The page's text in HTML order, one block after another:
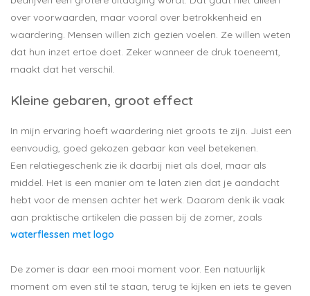
over voorwaarden, maar vooral over betrokkenheid en
waardering. Mensen willen zich gezien voelen. Ze willen weten
dat hun inzet ertoe doet. Zeker wanneer de druk toeneemt,
maakt dat het verschil.
Kleine gebaren, groot effect
In mijn ervaring hoeft waardering niet groots te zijn. Juist een
eenvoudig, goed gekozen gebaar kan veel betekenen.
Een relatiegeschenk zie ik daarbij niet als doel, maar als
middel. Het is een manier om te laten zien dat je aandacht
hebt voor de mensen achter het werk. Daarom denk ik vaak
aan praktische artikelen die passen bij de zomer, zoals
waterflessen met logo
De zomer is daar een mooi moment voor. Een natuurlijk
moment om even stil te staan, terug te kijken en iets te geven